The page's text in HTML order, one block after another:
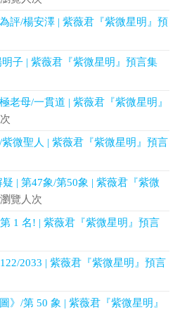
評/楊安澤 | 紫薇君『紫微星明』預
子 | 紫薇君『紫微星明』預言集
老母/一貫道 | 紫薇君『紫微星明』
微聖人 | 紫薇君『紫微星明』預言
| 第47象/第50象 | 紫薇君『紫微
覽人次
1 名! | 紫薇君『紫微星明』預言
2033 | 紫薇君『紫微星明』預言
》/第 50 象 | 紫薇君『紫微星明』